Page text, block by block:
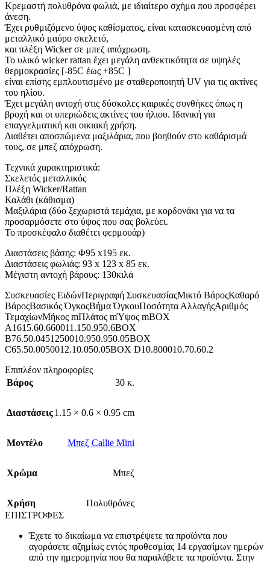
Κρεμαστή πολυθρόνα φωλιά, με ιδιαίτερο σχήμα που προσφέρει
άνεση.
Έχει ρυθμιζόμενο ύψος καθίσματος, είναι κατασκευασμένη από
μεταλλικό μαύρο σκελετό,
και πλέξη Wicker σε μπεζ απόχρωση.
Το υλικό wicker rattan έχει μεγάλη ανθεκτικότητα σε υψηλές
θερμοκρασίες [-85C έως +85C ]
είναι επίσης εμπλουτισμένο με σταθεροποιητή UV για τις ακτίνες
του ηλίου.
Έχει μεγάλη αντοχή στις δύσκολες καιρικές συνθήκες όπως η
βροχή και οι υπεριώδεις ακτίνες του ήλιου. Ιδανική για
επαγγελματική και οικιακή χρήση.
Διαθέτει αποσπώμενα μαξιλάρια, που βοηθούν στο καθάρισμά
τους, σε μπεζ απόχρωση.
Τεχνικά χαρακτηριστικά:
Σκελετός μεταλλικός
Πλέξη Wicker/Rattan
Καλάθι (κάθισμα)
Μαξιλάρια (δύο ξεχωριστά τεμάχια, με κορδονάκι για να τα
προσαρμόσετε στο ύψος που σας βολεύει.
Το προσκέφαλο διαθέτει φερμουάρ)
Διαστάσεις βάσης: Φ95 x195 εκ.
Διαστάσεις φωλιάς: 93 x 123 x 85 εκ.
Μέγιστη αντοχή βάρους: 130κιλά
Συσκευασίες ΕιδώνΠεριγραφή ΣυσκευασίαςΜικτό ΒάροςΚαθαρό
ΒάροςΒασικός ΌγκοςΒήμα ΌγκουΠοσότητα ΑλλαγήςΑριθμός
ΤεμαχίωνΜήκος mΠλάτος mΎψος mBOX
A1615.60.660011.150.950.6BOX
B76.50.0451250010.950.950.05BOX
C65.50.0050012.10.050.05BOX D10.800010.70.60.2
Επιπλέον πληροφορίες
Βάρος
30 κ.
Διαστάσεις1.15 × 0.6 × 0.95 cm
Mοντέλο Μπεζ Callie Mini
Χρώμα Μπεζ
Χρήση
Πολυθρόνες
ΕΠΙΣΤΡΟΦΕΣ
Έχετε το δικαίωμα να επιστρέψετε τα προϊόντα που
αγοράσετε αζημίως εντός προθεσμίας 14 εργασίμων ημερών
από την ημερομηνία που θα παραλάβετε τα προϊόντα. Στην